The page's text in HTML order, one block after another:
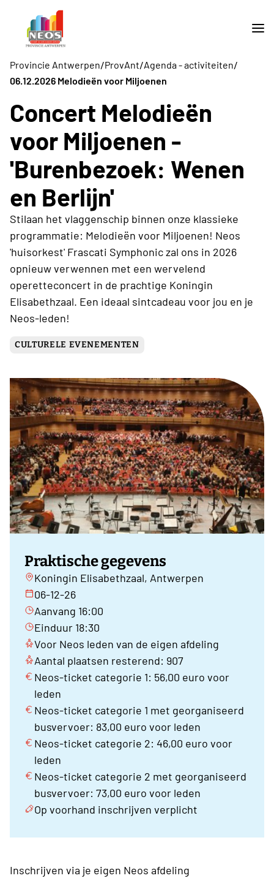
Provincie Antwerpen/ProvAnt/Agenda - activiteiten/
06.12.2026 Melodieën voor Miljoenen
Concert Melodieën
voor Miljoenen -
'Burenbezoek: Wenen
en Berlijn'
Stilaan het vlaggenschip binnen onze klassieke
programmatie: Melodieën voor Miljoenen! Neos
'huisorkest' Frascati Symphonic zal ons in 2026
opnieuw verwennen met een wervelend
operetteconcert in de prachtige Koningin
Elisabethzaal. Een ideaal sintcadeau voor jou en je
Neos-leden!
CULTURELE EVENEMENTEN
Praktische gegevens
Koningin Elisabethzaal, Antwerpen
06-12-26
Aanvang 16:00
Einduur 18:30
Voor Neos leden van de eigen afdeling
Aantal plaatsen resterend: 907
Neos-ticket categorie 1: 56,00 euro voor
leden
Neos-ticket categorie 1 met georganiseerd
busvervoer: 83,00 euro voor leden
Neos-ticket categorie 2: 46,00 euro voor
leden
Neos-ticket categorie 2 met georganiseerd
busvervoer: 73,00 euro voor leden
Op voorhand inschrijven verplicht
Inschrijven via je eigen Neos afdeling